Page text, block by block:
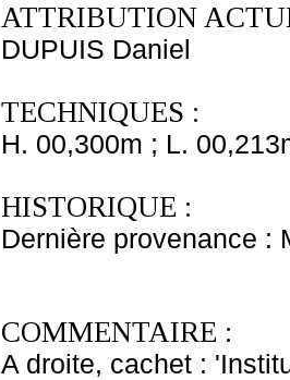
ATTRIBUTION
DUPUIS Daniel
TECHNIQUES :
H. 00,300m ; L.
HISTORIQUE :
Dernière provenance :
COMMENTAIRE :
A droite, cachet :